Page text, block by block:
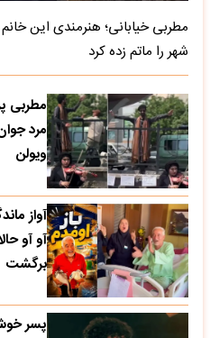
مطربی خیابانی؛ هنرمندی این خانم
شهر را ماتم زده کرد
مطربی
مرد
ویولن
آواز
آو آو
برگشت
پسر